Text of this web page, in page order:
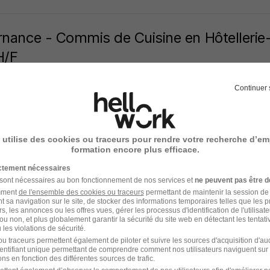
- Commis de Cuisine en
F
784 - 1 823 € / mois
Cuisinier en Restauration Collective
Services & Supports
- 31 Alternance 492,22 - 1 823,03 € / mois 12 mois
Continuer
utilise des cookies ou traceurs pour rendre votre recherche
formation encore plus efficace.
nécessaires
nécessaires au bon fonctionnement de nos services et ne peuvent pas être
de l'ensemble des cookies ou traceurspermettant de maintenir la session
sa navigation sur le site, de stocker des informations temporaires telles que les
les annonces ou les offres vues, gérer les processus d'identification de
non, et plus globalement garantir la sécurité du site web en détectant les
violations de sécurité.
traceurs permettent également de piloter et suivre les sources d'acquisition
unique permettant de comprendre comment nos utilisateurs naviguent sur
en fonction des différentes sources de trafic.